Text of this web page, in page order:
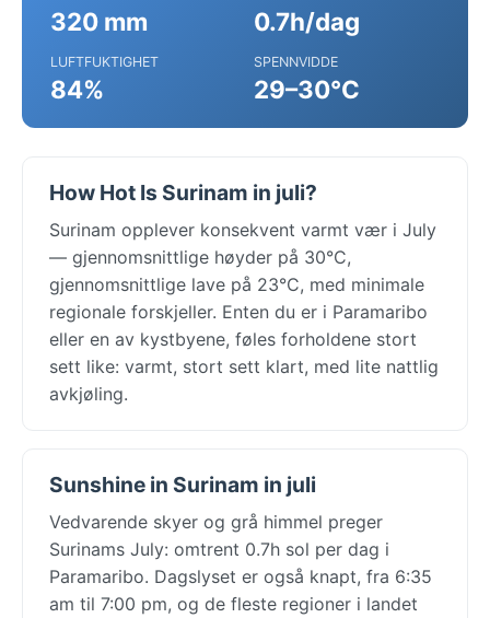
320 mm 0.7h/dag
LUFTFUKTIGHET
84%
SPENNVIDDE
29–30°C
How Hot Is Surinam in juli?
Surinam opplever konsekvent varmt vær i July
— gjennomsnittlige høyder på 30°C,
gjennomsnittlige lave på 23°C, med minimale
regionale forskjeller. Enten du er i Paramaribo
eller en av kystbyene, føles forholdene stort
sett like: varmt, stort sett klart, med lite nattlig
avkjøling.
Sunshine in Surinam in juli
Vedvarende skyer og grå himmel preger
Surinams July: omtrent 0.7h sol per dag i
Paramaribo. Dagslyset er også knapt, fra 6:35
am til 7:00 pm, og de fleste regioner i landet